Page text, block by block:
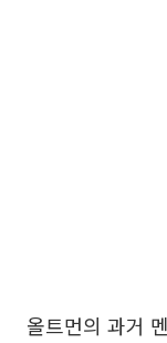
올트먼의 과거